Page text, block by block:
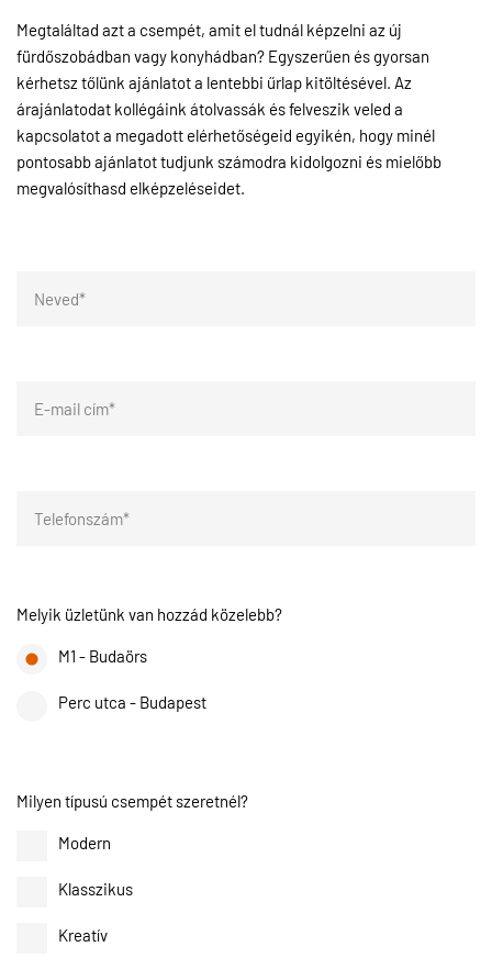
Megtaláltad azt a csempét, amit el tudnál képzelni az új
fürdőszobádban vagy konyhádban? Egyszerűen és gyorsan
kérhetsz tőlünk ajánlatot a lentebbi űrlap kitöltésével. Az
árajánlatodat kollégáink átolvassák és felveszik veled a
kapcsolatot a megadott elérhetőségeid egyikén, hogy minél
pontosabb ajánlatot tudjunk számodra kidolgozni és mielőbb
megvalósíthasd elképzeléseidet.
Melyik üzletünk van hozzád közelebb?
M1 - Budaörs
Perc utca - Budapest
Milyen típusú csempét szeretnél?
Modern
Klasszikus
Kreatív